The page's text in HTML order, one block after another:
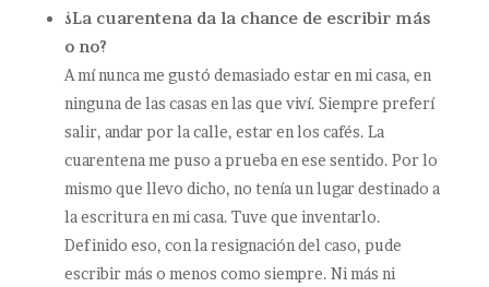
¿La cuarentena da la chance de escribir más
o no?
A mí nunca me gustó demasiado estar en mi casa, en
ninguna de las casas en las que viví. Siempre preferí
salir, andar por la calle, estar en los cafés. La
cuarentena me puso a prueba en ese sentido. Por lo
mismo que llevo dicho, no tenía un lugar destinado a
la escritura en mi casa. Tuve que inventarlo.
Definido eso, con la resignación del caso, pude
escribir más o menos como siempre. Ni más ni